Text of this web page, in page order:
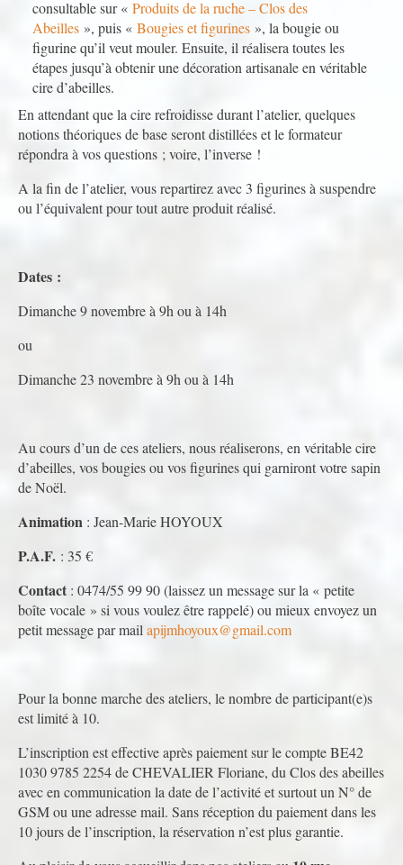
consultable sur « Produits de la ruche – Clos des
Abeilles », puis « Bougies et figurines », la bougie ou
figurine qu’il veut mouler. Ensuite, il réalisera toutes les
étapes jusqu’à obtenir une décoration artisanale en véritable
cire d’abeilles.
En attendant que la cire refroidisse durant l’atelier, quelques
notions théoriques de base seront distillées et le formateur
répondra à vos questions ; voire, l’inverse !
A la fin de l’atelier, vous repartirez avec 3 figurines à suspendre
ou l’équivalent pour tout autre produit réalisé.
Dates :
Dimanche 9 novembre à 9h ou à 14h
ou
Dimanche 23 novembre à 9h ou à 14h
Au cours d’un de ces ateliers, nous réaliserons, en véritable cire
d’abeilles, vos bougies ou vos figurines qui garniront votre sapin
de Noël.
Animation : Jean-Marie HOYOUX
P.A.F. : 35 €
Contact : 0474/55 99 90 (laissez un message sur la « petite
boîte vocale » si vous voulez être rappelé) ou mieux envoyez un
petit message par mail apijmhoyoux@gmail.com
Pour la bonne marche des ateliers, le nombre de participant(e)s
est limité à 10.
L’inscription est effective après paiement sur le compte BE42
1030 9785 2254 de CHEVALIER Floriane, du Clos des abeilles
avec en communication la date de l’activité et surtout un N° de
GSM ou une adresse mail. Sans réception du paiement dans les
10 jours de l’inscription, la réservation n’est plus garantie.